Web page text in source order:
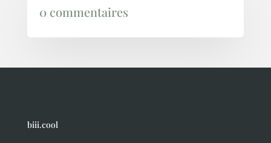
0 commentaires
biii.cool